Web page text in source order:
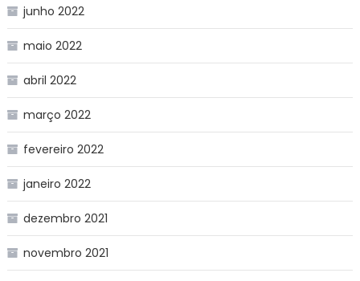
junho 2022
maio 2022
abril 2022
março 2022
fevereiro 2022
janeiro 2022
dezembro 2021
novembro 2021